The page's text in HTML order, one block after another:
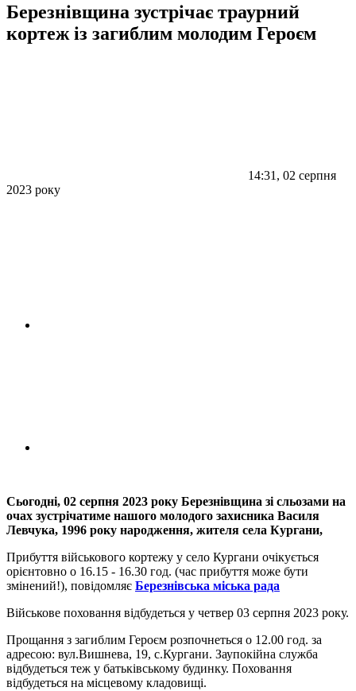
Березнівщина зустрічає траурний
кортеж із загиблим молодим Героєм
14:31, 02 серпня
2023 року
Сьогодні, 02 серпня 2023 року Березнівщина зі сльозами на
очах зустрічатиме нашого молодого захисника Василя
Левчука, 1996 року народження, жителя села Кургани,
Прибуття військового кортежу у село Кургани очікується
орієнтовно о 16.15 - 16.30 год. (час прибуття може бути
змінений!), повідомляє Березнівська міська рада
Військове поховання відбудеться у четвер 03 серпня 2023 року.
Прощання з загиблим Героєм розпочнеться о 12.00 год. за
адресою: вул.Вишнева, 19, с.Кургани. Заупокійна служба
відбудеться теж у батьківському будинку. Поховання
відбудеться на місцевому кладовищі.